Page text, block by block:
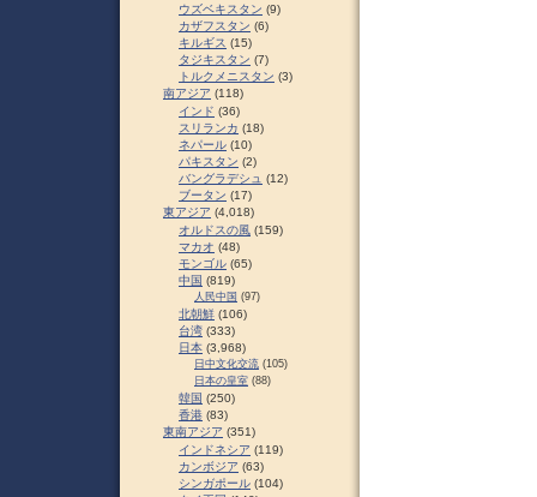
ウズベキスタン (9)
カザフスタン (6)
キルギス (15)
タジキスタン (7)
トルクメニスタン (3)
南アジア (118)
インド (36)
スリランカ (18)
ネパール (10)
パキスタン (2)
バングラデシュ (12)
ブータン (17)
東アジア (4,018)
オルドスの風 (159)
マカオ (48)
モンゴル (65)
中国 (819)
人民中国 (97)
北朝鮮 (106)
台湾 (333)
日本 (3,968)
日中文化交流 (105)
日本の皇室 (88)
韓国 (250)
香港 (83)
東南アジア (351)
インドネシア (119)
カンボジア (63)
シンガポール (104)